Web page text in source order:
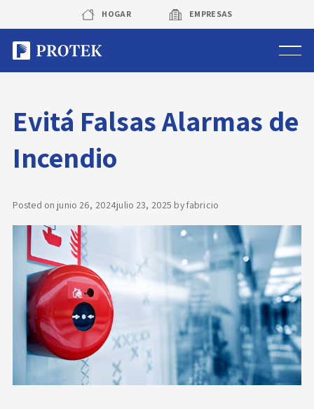
content
HOGAR EMPRESAS
Sistema de cámaras
Rastreo vehicular GPS
Protek Personas
Corredora de seguros
Sobre Protek
Trabaja con nosotros
Novedades
Faq
Evitá Falsas Alarmas de
Incendio
Posted onjunio 26, 2024julio 23, 2025 byfabricio